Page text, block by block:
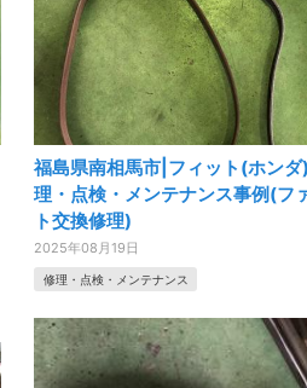
福島県南相馬市|フィット(ホン
理・点検・メンテナンス事例(フ
ト交換修理)
2025年08月19日
修理・点検・メンテナンス